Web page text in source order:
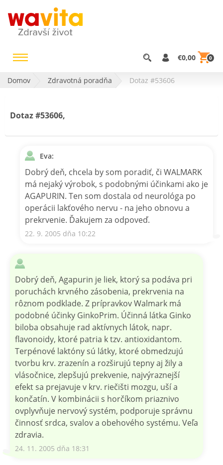
€0,00 0
Domov Zdravotná poradňa Dotaz #53606
Dotaz #53606,
Eva:
Dobrý deň, chcela by som poradiť, či WALMARK
má nejaký výrobok, s podobnými účinkami ako je
AGAPURIN. Ten som dostala od neurológa po
operácii lakťového nervu - na jeho obnovu a
prekrvenie. Ďakujem za odpoveď.
22. 9. 2005 dňa 10:22
Dobrý deň, Agapurin je liek, ktorý sa podáva pri
poruchách krvného zásobenia, prekrvenia na
rôznom podklade. Z prípravkov Walmark má
podobné účinky GinkoPrim. Účinná látka Ginko
biloba obsahuje rad aktívnych látok, napr.
flavonoidy, ktoré patria k tzv. antioxidantom.
Terpénové laktóny sú látky, ktoré obmedzujú
tvorbu krv. zrazenín a rozširujú tepny aj žily a
vlásočnice, zlepšujú prekvenie, najvýraznejší
efekt sa prejavuje v krv. riečišti mozgu, uší a
končatín. V kombinácii s horčíkom priaznivo
ovplyvňuje nervový systém, podporuje správnu
činnosť srdca, svalov a obehového systému. Veľa
zdravia.
24. 11. 2005 dňa 18:31